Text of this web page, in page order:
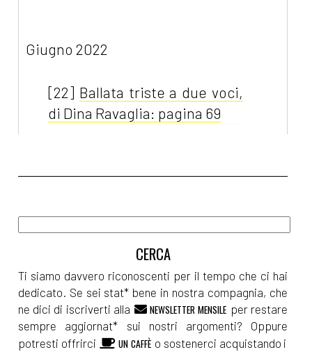
Giugno 2022
[22] Ballata triste a due voci,
di Dina Ravaglia: pagina 69
Tamara Marcelli: pagina 69
[20]Sognando la libertà, di
Silvia Pattarini: pagina 69
Ti siamo davvero riconoscenti per il tempo che ci hai
dedicato. Se sei stat* bene in nostra compagnia, che
ne dici di iscriverti alla
NEWSLETTER MENSILE per restare
sempre aggiornat* sui nostri argomenti? Oppure
potresti offrirci
UN CAFFÈ o sostenerci acquistando i